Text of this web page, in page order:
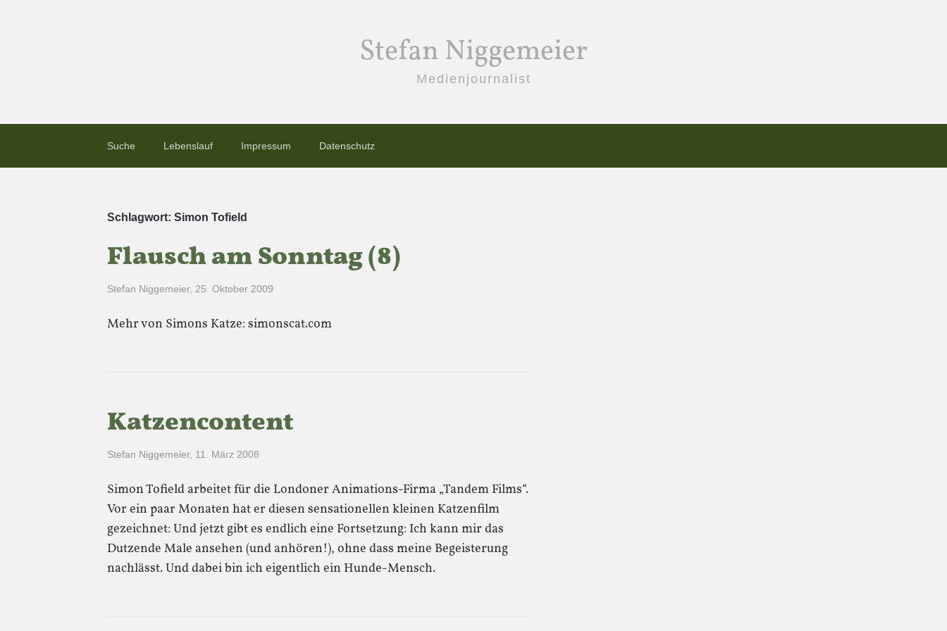
Stefan Niggemeier
Medienjournalist
Suche Lebenslauf Impressum Datenschutz
Schlagwort: Simon Tofield
Flausch am Sonntag (8)
Stefan Niggemeier, 25. Oktober 2009
Mehr von Simons Katze: simonscat.com
Katzencontent
Stefan Niggemeier, 11. März 2008
Simon Tofield arbeitet für die Londoner Animations-Firma „Tandem Films“.
Vor ein paar Monaten hat er diesen sensationellen kleinen Katzenfilm
gezeichnet: Und jetzt gibt es endlich eine Fortsetzung: Ich kann mir das
Dutzende Male ansehen (und anhören!), ohne dass meine Begeisterung
nachlässt. Und dabei bin ich eigentlich ein Hunde-Mensch.